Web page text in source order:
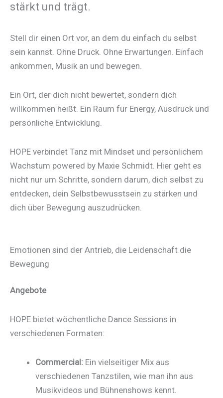
stärkt und trägt.
Stell dir einen Ort vor, an dem du einfach du selbst
sein kannst. Ohne Druck. Ohne Erwartungen. Einfach
ankommen, Musik an und bewegen.
Ein Ort, der dich nicht bewertet, sondern dich
willkommen heißt. Ein Raum für Energy, Ausdruck und
persönliche Entwicklung.
HOPE verbindet Tanz mit Mindset und persönlichem
Wachstum powered by Maxie Schmidt. Hier geht es
nicht nur um Schritte, sondern darum, dich selbst zu
entdecken, dein Selbstbewusstsein zu stärken und
dich über Bewegung auszudrücken.
Emotionen sind der Antrieb, die Leidenschaft die
Bewegung
Angebote
HOPE bietet wöchentliche Dance Sessions in
verschiedenen Formaten:
Commercial: Ein vielseitiger Mix aus
verschiedenen Tanzstilen, wie man ihn aus
Musikvideos und Bühnenshows kennt.